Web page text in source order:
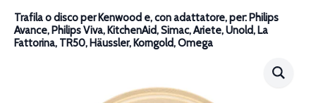
Trafila o disco per Kenwood e, con adattatore, per: Philips
Avance, Philips Viva, KitchenAid, Simac, Ariete, Unold, La
Fattorina, TR50, Häussler, Korngold, Omega